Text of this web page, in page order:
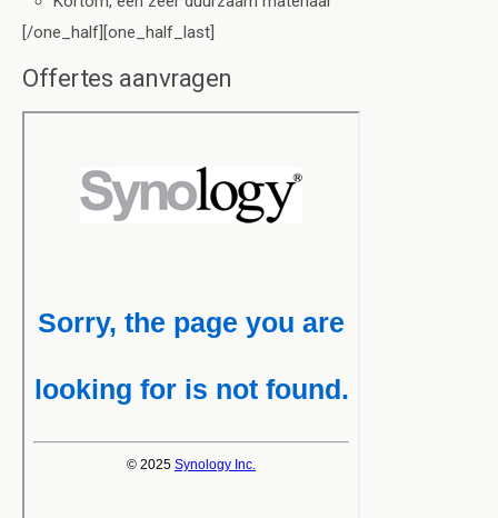
[/one_half][one_half_last]
Offertes aanvragen